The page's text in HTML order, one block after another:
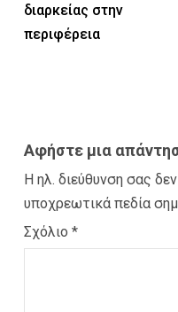
διαρκείας στην
περιφέρεια
Αφήστε μια
Η ηλ. διεύθυνση σας
υποχρεωτικά πεδία
Σχόλιο *